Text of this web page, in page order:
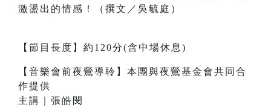
激盪出的情感！（撰文／吳毓庭）
【節目長度】約120分(含中場休息)
【音樂會前夜鶯導聆】本團與夜鶯基金會共同合
作提供
主講｜張皓閔